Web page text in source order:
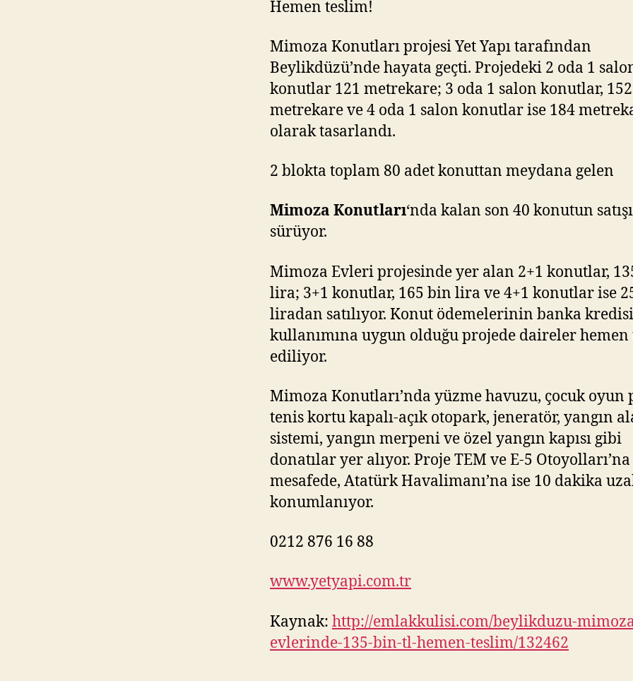
Mimoza Konutları projesi Yet Yapı tarafından
Beylikdüzü’nde hayata geçti. Projedeki 2 oda 1
konutlar 121 metrekare; 3 oda 1 salon konutlar, 152
metrekare ve 4 oda 1 salon konutlar ise 184
olarak tasarlandı.
2 blokta toplam 80 adet konuttan meydana gelen
Mimoza Konutları‘nda kalan son 40 konutun satışı
sürüyor.
Mimoza Evleri projesinde yer alan 2+1 konutlar,
lira; 3+1 konutlar, 165 bin lira ve 4+1 konutlar ise
liradan satılıyor. Konut ödemelerinin banka kredisi
kullanımına uygun olduğu projede daireler
ediliyor.
Mimoza Konutları’nda yüzme havuzu, çocuk oyun
tenis kortu kapalı-açık otopark, jeneratör, yangın
sistemi, yangın merpeni ve özel yangın kapısı gibi
donatılar yer alıyor. Proje TEM ve E-5
mesafede, Atatürk Havalimanı’na ise 10 dakika
konumlanıyor.
0212 876 16 88
www.yetyapi.com.tr
Kaynak: http://emlakkulisi.com/beylikduzu-
evlerinde-135-bin-tl-hemen-teslim/132462